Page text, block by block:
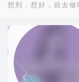
想到，想好，就去做
P
v